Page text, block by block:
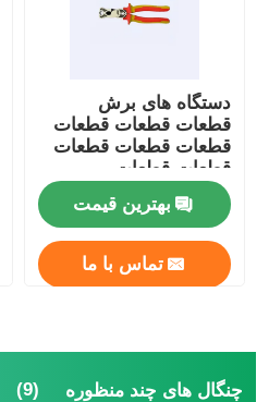
چنگال های الکترونیک
ابزارهای ضد آفتاب
انبردست حلقه ای
دستگاه های برش
قطعات قطعات قطعات
قطعات قطعات قطعات
قطعات قطعات
بهترین قیمت
تماس با ما
چنگال های چند منظوره (9)